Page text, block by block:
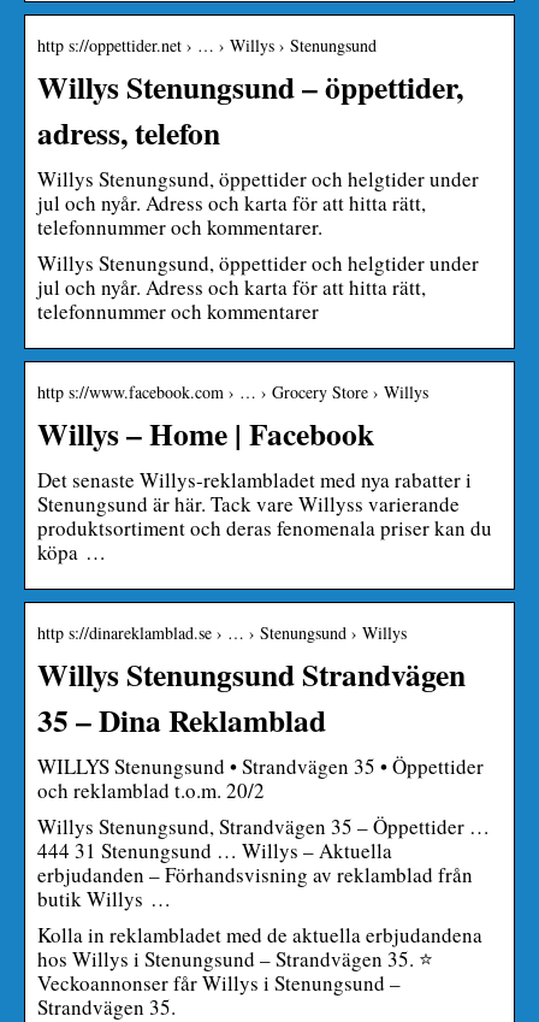
http s://oppettider.net › … › Willys › Stenungsund
Willys Stenungsund – öppettider,
adress, telefon
Willys Stenungsund, öppettider och helgtider under
jul och nyår. Adress och karta för att hitta rätt,
telefonnummer och kommentarer.
Willys Stenungsund, öppettider och helgtider under
jul och nyår. Adress och karta för att hitta rätt,
telefonnummer och kommentarer
http s://www.facebook.com › … › Grocery Store › Willys
Willys – Home | Facebook
Det senaste Willys-reklambladet med nya rabatter i
Stenungsund är här. Tack vare Willyss varierande
produktsortiment och deras fenomenala priser kan du
köpa …
http s://dinareklamblad.se › … › Stenungsund › Willys
Willys Stenungsund Strandvägen
35 – Dina Reklamblad
WILLYS Stenungsund • Strandvägen 35 • Öppettider
och reklamblad t.o.m. 20/2
Willys Stenungsund, Strandvägen 35 – Öppettider …
444 31 Stenungsund … Willys – Aktuella
erbjudanden – Förhandsvisning av reklamblad från
butik Willys …
Kolla in reklambladet med de aktuella erbjudandena
hos Willys i Stenungsund – Strandvägen 35. ⭐
Veckoannonser får Willys i Stenungsund –
Strandvägen 35.